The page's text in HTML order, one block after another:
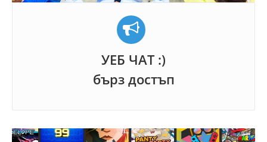
УЕБ ЧАТ :)
бърз достъп